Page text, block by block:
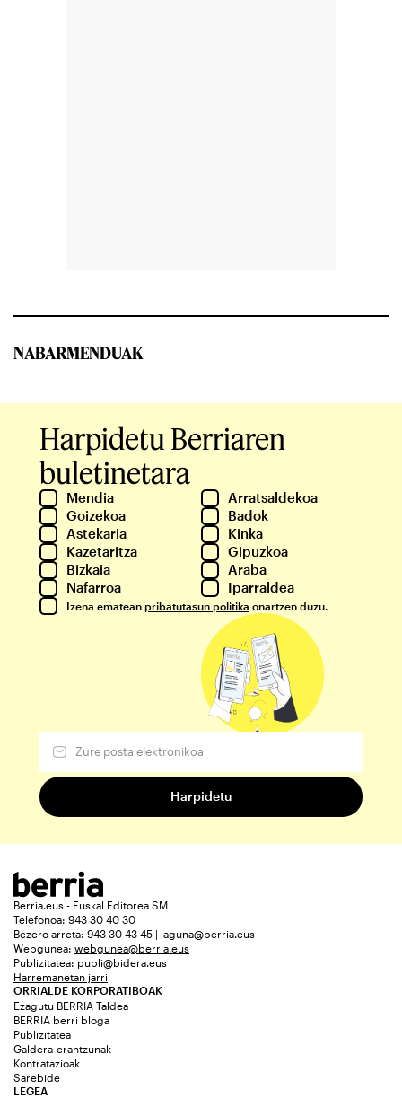
NABARMENDUAK
Harpidetu Berriaren
buletinetara
Mendia
Arratsaldekoa
Goizekoa
Badok
Astekaria
Kinka
Kazetaritza
Gipuzkoa
Bizkaia
Araba
Nafarroa
Iparraldea
Izena ematean pribatutasun politika onartzen duzu.
Berria.eus - Euskal Editorea SM
Telefonoa: 943 30 40 30
Bezero arreta: 943 30 43 45 | laguna@berria.eus
Webgunea: webgunea@berria.eus
Publizitatea: publi@bidera.eus
Harremanetan jarri
ORRIALDE KORPORATIBOAK
Ezagutu BERRIA Taldea
BERRIA berri bloga
Publizitatea
Galdera-erantzunak
Kontratazioak
Sarebide
LEGEA